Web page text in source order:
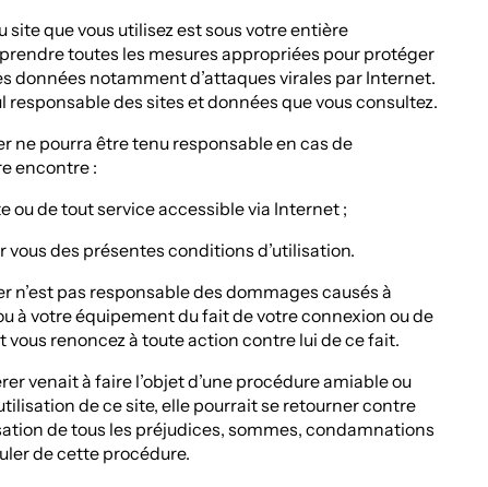
site que vous utilisez est sous votre entière
toutes les mesures appropriées pour protéger
données notamment d’attaques virales par Internet.
responsable des sites et données que vous consultez.
ne pourra être tenu responsable en cas de
encontre :
ou de tout service accessible via Internet ;
des présentes conditions d’utilisation.
n’est pas responsable des dommages causés à
à votre équipement du fait de votre connexion ou de
renoncez à toute action contre lui de ce fait.
venait à faire l’objet d’une procédure amiable ou
de ce site, elle pourrait se retourner contre
de tous les préjudices, sommes, condamnations
de cette procédure.